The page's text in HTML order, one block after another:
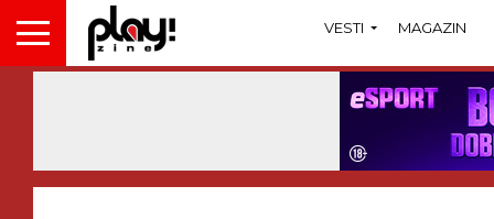
VESTI MAGAZIN